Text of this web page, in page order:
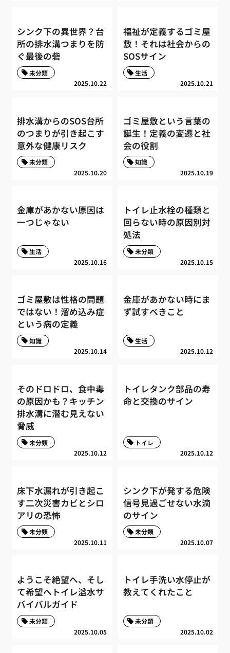
シンク下の異世界？台
所の排水溝つまりを防
ぐ最後の砦
2025.10.22
未分類
福祉が定義するゴミ屋
敷！それは社会からの
SOSサイン
2025.10.21
生活
排水溝からのSOS台所
のつまりが引き起こす
意外な健康リスク
2025.10.20
未分類
ゴミ屋敷という言葉の
誕生！定義の変遷と社
会の役割
2025.10.19
知識
金庫があかない原因は
一つじゃない
2025.10.16
生活
トイレ止水栓の種類と
回らない時の原因別対
処法
2025.10.15
未分類
ゴミ屋敷は性格の問題
ではない！溜め込み症
という病の定義
2025.10.14
知識
金庫があかない時にま
ず試すべきこと
2025.10.12
生活
そのドロドロ、食中毒
の原因かも？キッチン
排水溝に潜む見えない
脅威
2025.10.12
未分類
トイレタンク部品の寿
命と交換のサイン
2025.10.12
トイレ
床下水漏れが引き起こ
す二次災害カビとシロ
アリの恐怖
2025.10.11
未分類
シンク下が発する危険
信号見過ごせない水滴
のサイン
2025.10.07
未分類
ようこそ絶望へ、そし
て希望へトイレ溢水サ
バイバルガイド
2025.10.05
未分類
トイレ手洗い水停止が
教えてくれたこと
2025.10.02
未分類